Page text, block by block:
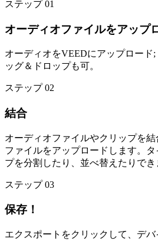
ステップ 01
オーディオファイルをアップ
オーディオをVEEDにアップロード
ッグ＆ドロップも可。
ステップ 02
結合
オーディオファイルやクリップを
ファイルをアップロードします。
プを分割したり、並べ替えたりでき
ステップ 03
保存！
エクスポートをクリックして、デ